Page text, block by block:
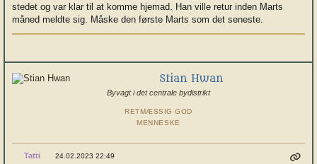
stedet og var klar til at komme hjemad. Han ville retur inden Marts
måned meldte sig. Måske den første Marts som det seneste.
Stian Hwan
Byvagt i det centrale bydistrikt
RETMÆSSIG GOD
MENNESKE
Tatti 24.02.2023 22:49